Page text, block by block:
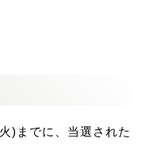
)までに、当選された